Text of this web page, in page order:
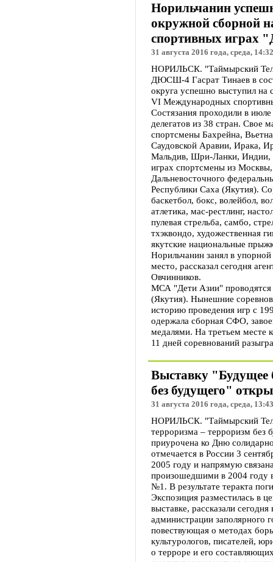
Норильчанин
окружной сборной
спортивных играх
31 августа 2016 года, среда, 14:32
НОРИЛЬСК. "Таймырский
ДЮСШ-4 Гасрат Тинаев в
округа успешно выступил на
VI Международных
Состязания проходили в
делегатов из 38 стран. Свое
спортсмены Бахрейна,
Саудовской Аравии, Ирака,
Мальдив, Шри-Ланки, Индии,
играх спортсмены из
Дальневосточного
Республики Саха (Якутия).
баскетбол, бокс, волейбол,
атлетика, мас-рестлинг,
пулевая стрельба, самбо,
тхэквондо, художественная
якутские национальные
Норильчанин занял в
место, рассказал сегодня
Овчинников.
МСА "Дети Азии" проводятся
(Якутия). Нынешние
историю проведения игр с
одержала сборная СФО,
медалями. На третьем месте
11 дней соревнований
Выставку "Будущее
без будущего"
31 августа 2016 года, среда, 13:43
НОРИЛЬСК. "Таймырский
терроризма – терроризм без
приурочена ко Дню
отмечается в России 3
2005 году и напрямую
произошедшими в 2004 году
№1. В результате теракта
Экспозиция разместилась в
выставке, рассказали
администрации заполярного
повествующая о методах
культурологов, писателей,
о терроре и его